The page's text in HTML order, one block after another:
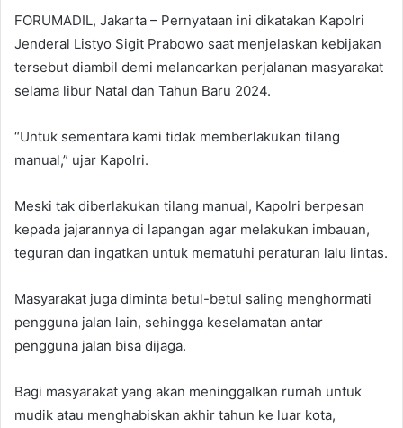
FORUMADIL, Jakarta – Pernyataan ini dikatakan Kapolri
Jenderal Listyo Sigit Prabowo saat menjelaskan kebijakan
tersebut diambil demi melancarkan perjalanan masyarakat
selama libur Natal dan Tahun Baru 2024.
“Untuk sementara kami tidak memberlakukan tilang
manual,” ujar Kapolri.
Meski tak diberlakukan tilang manual, Kapolri berpesan
kepada jajarannya di lapangan agar melakukan imbauan,
teguran dan ingatkan untuk mematuhi peraturan lalu lintas.
Masyarakat juga diminta betul-betul saling menghormati
pengguna jalan lain, sehingga keselamatan antar
pengguna jalan bisa dijaga.
Bagi masyarakat yang akan meninggalkan rumah untuk
mudik atau menghabiskan akhir tahun ke luar kota,